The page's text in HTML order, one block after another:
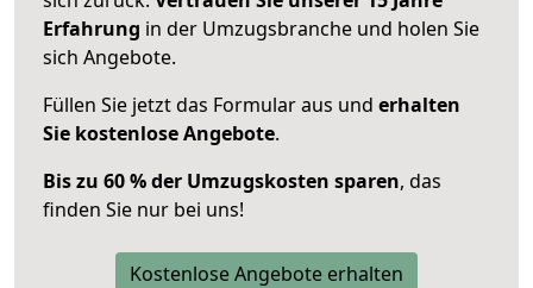
Erfahrung in der Umzugsbranche und holen Sie
sich Angebote.
Füllen Sie jetzt das Formular aus und erhalten
Sie kostenlose Angebote.
Bis zu 60 % der Umzugskosten sparen, das
finden Sie nur bei uns!
Kostenlose Angebote erhalten